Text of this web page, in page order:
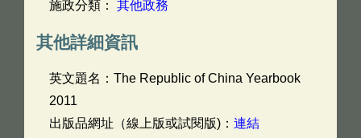
施政分類： 其他政務
其他詳細資訊
英文題名： The Republic of China Yearbook
2011
出版品網址（線上版或試閱版)： 連結